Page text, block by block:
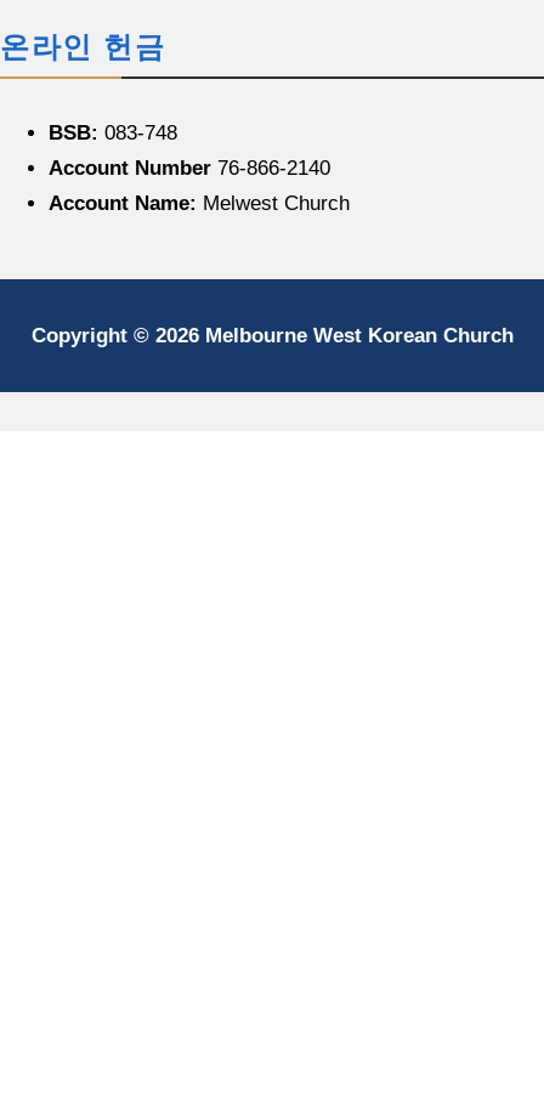
온라인 헌금
BSB: 083-748
Account Number 76-866-2140
Account Name: Melwest Church
Copyright © 2026 Melbourne West Korean Church